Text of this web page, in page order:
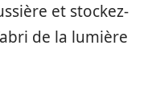
et stockez-
de la lumière